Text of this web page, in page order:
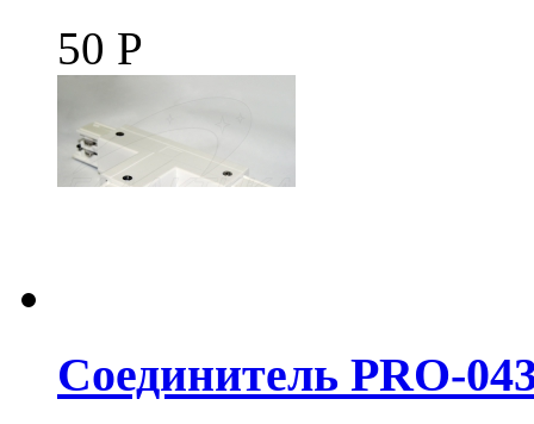
50 Р
Соединитель PRO-